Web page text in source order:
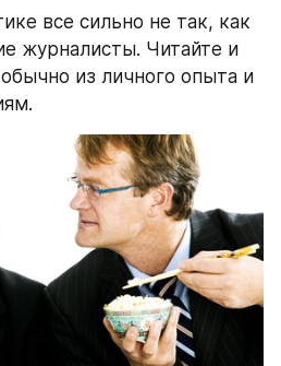
все cильно не так, как
журналисты. Читайте и
из личного опыта и